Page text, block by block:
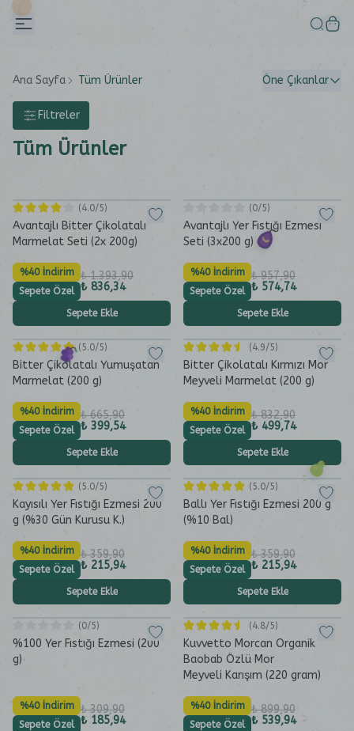
Ana Sayfa Tüm Ürünler Öne Çıkanlar
Filtreler
Tüm Ürünler
(4.0/5)
Avantajlı Bitter Çikolatalı
Marmelat Seti (2x 200g)
%40 İndirim
Sepete Özel
₺ 1.393,90
₺ 836,34
Sepete Ekle
(0/5)
Avantajlı Yer Fıstığı Ezmesi
Seti (3x200 g)
%40 İndirim
Sepete Özel
₺ 957,90
₺ 574,74
Sepete Ekle
(5.0/5)
Bitter Çikolatalı Yumuşatan
Marmelat (200 g)
%40 İndirim
Sepete Özel
₺ 665,90
₺ 399,54
Sepete Ekle
(4.9/5)
Bitter Çikolatalı Kırmızı Mor
Meyveli Marmelat (200 g)
%40 İndirim
Sepete Özel
₺ 832,90
₺ 499,74
Sepete Ekle
(5.0/5)
Kayısılı Yer Fıstığı Ezmesi 200
g (%30 Gün Kurusu K.)
%40 İndirim
Sepete Özel
₺ 359,90
₺ 215,94
Sepete Ekle
(5.0/5)
Ballı Yer Fıstığı Ezmesi 200 g
(%10 Bal)
%40 İndirim
Sepete Özel
₺ 359,90
₺ 215,94
Sepete Ekle
(0/5)
%100 Yer Fıstığı Ezmesi (200
g)
%40 İndirim
Sepete Özel
₺ 309,90
₺ 185,94
(4.8/5)
Kuvvetto Morcan Organik
Baobab Özlü Mor
Meyveli Karışım (220 gram)
%40 İndirim
Sepete Özel
₺ 899,90
₺ 539,94